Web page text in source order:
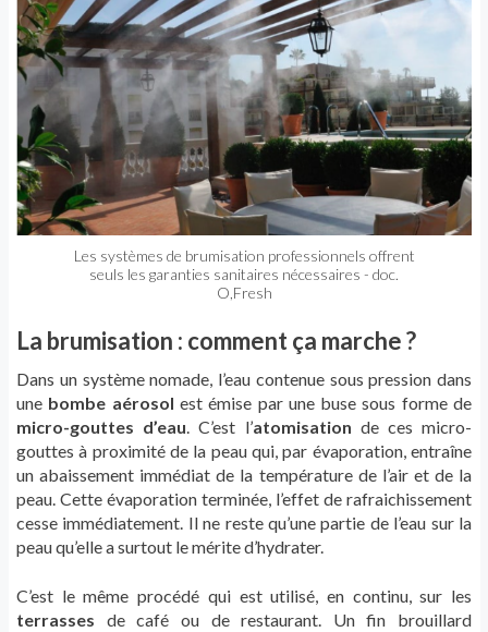
Les systèmes de brumisation professionnels offrent
seuls les garanties sanitaires nécessaires - doc.
O,Fresh
La brumisation : comment ça marche ?
Dans un système nomade, l’eau contenue sous pression dans
une bombe aérosol est émise par une buse sous forme de
micro-gouttes d’eau. C’est l’atomisation de ces micro-
gouttes à proximité de la peau qui, par évaporation, entraîne
un abaissement immédiat de la température de l’air et de la
peau. Cette évaporation terminée, l’effet de rafraichissement
cesse immédiatement. Il ne reste qu’une partie de l’eau sur la
peau qu’elle a surtout le mérite d’hydrater.
C’est le même procédé qui est utilisé, en continu, sur les
terrasses de café ou de restaurant. Un fin brouillard